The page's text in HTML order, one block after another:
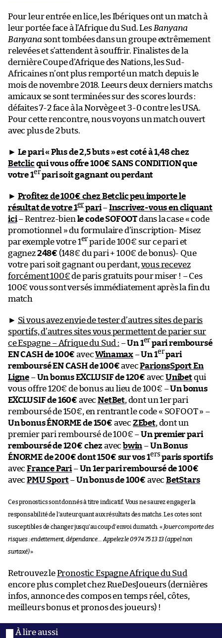
Pour leur entrée en lice, les Ibériques ont un match à
leur portée face à l’Afrique du Sud. Les Banyana
Banyana sont tombées dans un groupe extrêmement
relevées et s’attendent à souffrir. Finalistes de la
dernière Coupe d’Afrique des Nations, les Sud-
Africaines n’ont plus remporté un match depuis le
mois de novembre 2018. Leeurs deux derniers matchs
amicaux se sont terminées sur des scores lourds :
défaites 7-2 face à la Norvège et 3-0 contre les USA.
Pour cette rencontre, nous voyons un match ouvert
avec plus de 2 buts.
► Le pari « Plus de 2,5 buts » est coté à 1,48 chez
Betclicqui vous offre 100€ SANS CONDITION que
votre 1erpari soit gagnant ou perdant
► Profitez de 100€ chez Betclic peu importe le
résultat de votre 1erpari–Inscrivez-vous en cliquant
ici– Rentrez-bien le code SOFOOTdans la case « code
promotionnel » du formulaire d’inscription- Misez
par exemple votre 1er pari de 100€ sur ce pari et
gagnez248€ (148€ du pari + 100€ de bonus)- Que
votre pari soit gagnant ou perdant, vous recevez
forcément 100€de paris gratuits pour miser ! – Ces
100€ vous sont versés immédiatement après la fin du
match
► Si vous avez envie de tester d’autres sites de paris
sportifs, d’autres sites vous permettent de parier sur
ce Espagne – Afrique du Sud : –Un 1er pari remboursé
EN CASH de 100€ avecWinamax–Un 1erpari
remboursé EN CASH de 100€avecParionsSport En
Ligne –Un bonus EXCLUSIF de 120€ avec Unibetqui
vous offre 120€ de bonus au lieu de 100€ –Un bonus
EXCLUSIF de 160€ avecNetBet, dont un 1er pari
remboursé de 150€, en rentrant le code « SOFOOT » –
Un bonus ÉNORME de 150€ avec ZEbet, dont un
premier pari remboursé de 100€ –Un premier pari
remboursé de 120€ chez avec bwin –Un Bonus
ÉNORME de 200€ dont 150€ sur vos 1ers paris sportifs
avecFrance Pari–Un 1er pari remboursé de 100€
avecPMU Sport–Un bonus de 100€ avecBetStars
Ces pronostics sont donnés à titre indicatif. Vous ne saurez engager la
responsabilité de l’auteur quant aux résultats des matchs. Les cotes sont
susceptibles de changer jusqu’au coup d’envoi du match. « Jouer comporte des
risques : endettement, dépendance… Appelez le 09 74 75 13 13 (appel non
surtaxé)»
Retrouvez lePronostic Espagne Afrique du Sud
encore plus complet chez RueDesJoueurs (dernières
infos, annonce des compos en temps réel, côtes,
meilleurs bonus et pronos des joueurs) !